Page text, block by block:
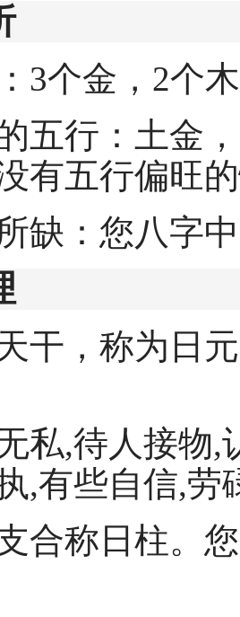
3个金，2个
五行：土金
有五行偏旺
缺：您八字
干，称为日
私,待人接物,
,有些自信,劳
合称日柱。